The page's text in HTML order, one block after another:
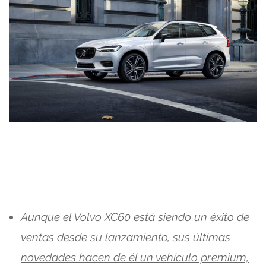
Aunque el Volvo XC60 está siendo un éxito de
ventas desde su lanzamiento, sus últimas
novedades hacen de él un vehículo premium,